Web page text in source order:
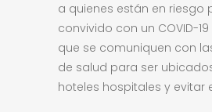
a quienes están en riesgo
convivido con un COVID-
que se comuniquen con
de salud para ser
hoteles hospitales y evitar